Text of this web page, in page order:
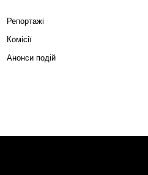
Репортажі
Комісії
Анонси подій